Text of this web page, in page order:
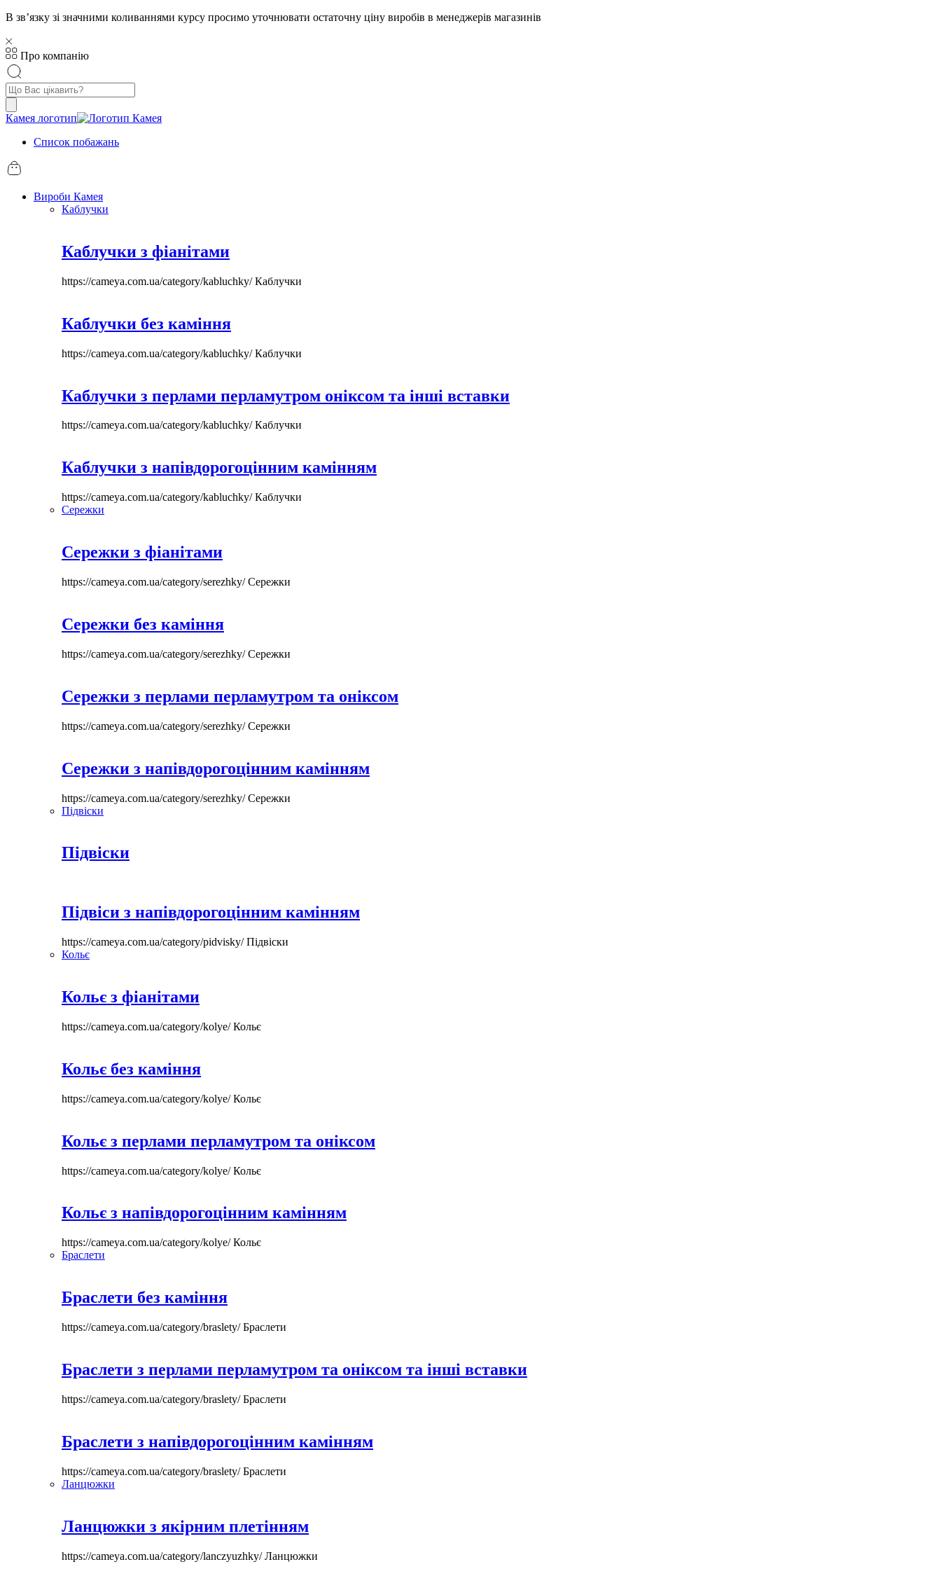
В звʼязку зі значними коливаннями курсу просимо уточнювати остаточну ціну виробів в менеджерів магазинів
Про компанію
Пошук
товарів
Камея логотип
Список побажань
Вироби Камея
Каблучки
Каблучки з фіанітами
https://cameya.com.ua/category/kabluchky/Каблучки
Каблучки без каміння
https://cameya.com.ua/category/kabluchky/Каблучки
Каблучки з перлами перламутром оніксом та інші вставки
https://cameya.com.ua/category/kabluchky/Каблучки
Каблучки з напівдорогоцінним камінням
https://cameya.com.ua/category/kabluchky/Каблучки
Сережки
Сережки з фіанітами
https://cameya.com.ua/category/serezhky/Сережки
Сережки без каміння
https://cameya.com.ua/category/serezhky/Сережки
Сережки з перлами перламутром та оніксом
https://cameya.com.ua/category/serezhky/Сережки
Сережки з напівдорогоцінним камінням
https://cameya.com.ua/category/serezhky/Сережки
Підвіски
Підвіски
Підвіси з напівдорогоцінним камінням
https://cameya.com.ua/category/pidvisky/Підвіски
Кольє
Кольє з фіанітами
https://cameya.com.ua/category/kolye/Кольє
Кольє без каміння
https://cameya.com.ua/category/kolye/Кольє
Кольє з перлами перламутром та оніксом
https://cameya.com.ua/category/kolye/Кольє
Кольє з напівдорогоцінним камінням
https://cameya.com.ua/category/kolye/Кольє
Браслети
Браслети без каміння
https://cameya.com.ua/category/braslety/Браслети
Браслети з перлами перламутром та оніксом та інші вставки
https://cameya.com.ua/category/braslety/Браслети
Браслети з напівдорогоцінним камінням
https://cameya.com.ua/category/braslety/Браслети
Ланцюжки
Ланцюжки з якірним плетінням
https://cameya.com.ua/category/lanczyuzhky/Ланцюжки